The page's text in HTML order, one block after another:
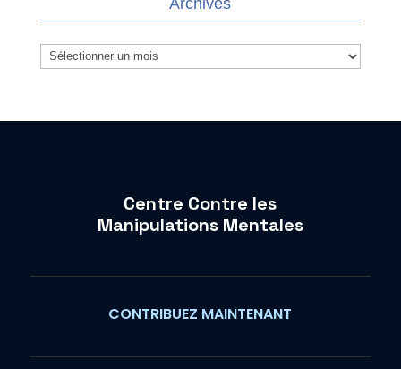
Archives
Centre Contre les
Manipulations Mentales
CONTRIBUEZ MAINTENANT